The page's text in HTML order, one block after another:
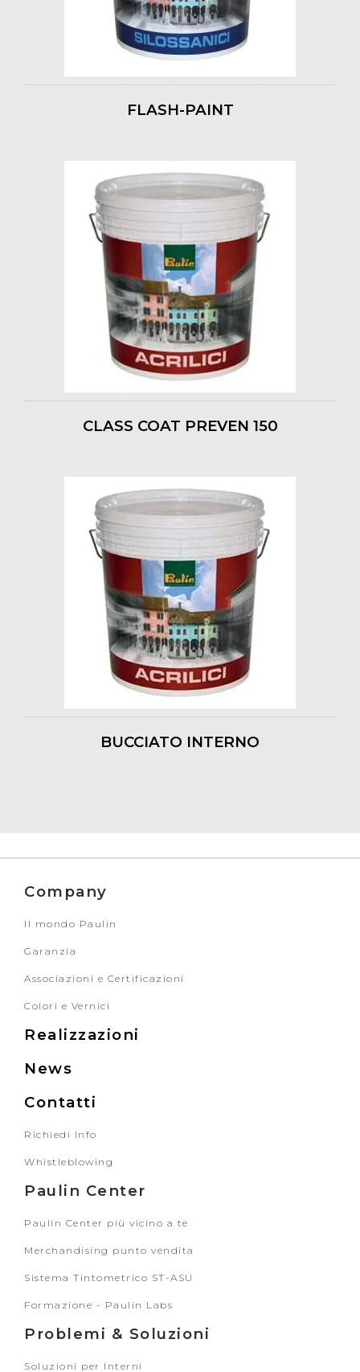
FLASH-PAINT
CLASS COAT PREVEN 150
BUCCIATO INTERNO
Company
Il mondo Paulin
Garanzia
Associazioni e Certificazioni
Colori e Vernici
Realizzazioni
News
Contatti
Richiedi Info
Whistleblowing
Paulin Center
Paulin Center più vicino a te
Merchandising punto vendita
Sistema Tintometrico ST-ASU
Formazione - Paulin Labs
Problemi & Soluzioni
Soluzioni per Interni